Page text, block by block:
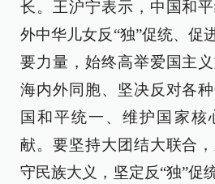
长。王沪宁表示，中国和
外中华儿女反“独”促统、促
要力量，始终高举爱国主
海内外同胞、坚决反对各
国和平统一、维护国家核
献。要坚持大团结大联合
守民族大义，坚定反“独”促